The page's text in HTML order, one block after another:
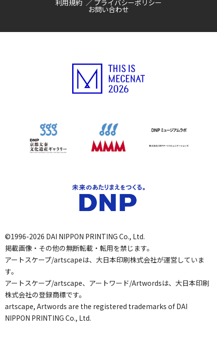
利用規約 プライバシーポリシー
お問い合わせ
©1996-2026 DAI NIPPON PRINTING Co., Ltd.
掲載画像・その他の無断転載・転用を禁じます。
アートスケープ/artscapeは、大日本印刷株式会社が運営していま
す。
アートスケープ/artscape、アートワード/Artwordsは、大日本印刷
株式会社の登録商標です。
artscape, Artwords are the registered trademarks of DAI
NIPPON PRINTING Co., Ltd.